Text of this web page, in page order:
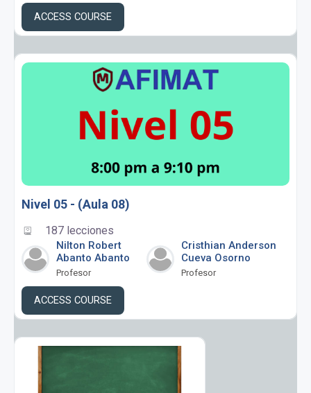
ACCESS COURSE
Nivel 05 - (Aula 08)
187 lecciones
Nilton Robert
Abanto Abanto
Profesor
Cristhian Anderson
Cueva Osorno
Profesor
ACCESS COURSE